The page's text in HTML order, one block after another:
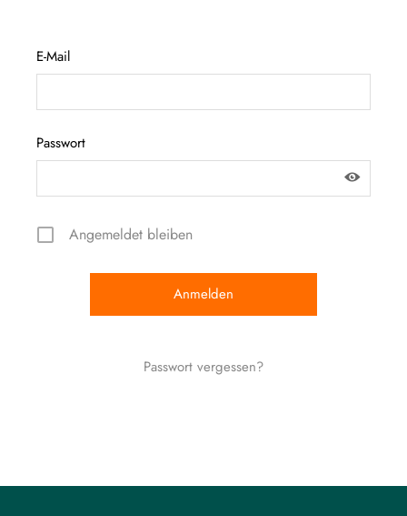
E-Mail
Passwort
Angemeldet bleiben
Passwort vergessen?